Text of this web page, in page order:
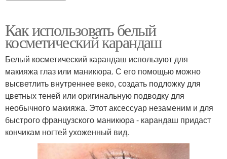
Как использовать белый
косметический карандаш
Белый косметический карандаш используют для
макияжа глаз или маникюра. С его помощью можно
высветлить внутреннее веко, создать подложку для
цветных теней или оригинальную подводку для
необычного макияжа. Этот аксессуар незаменим и для
быстрого французского маникюра - карандаш придаст
кончикам ногтей ухоженный вид.